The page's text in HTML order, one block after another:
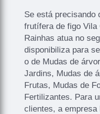
Se está precisando
frutífera de figo Vila
Rainhas atua no
disponibiliza para
o de Mudas de
Jardins, Mudas de
Frutas, Mudas de
Fertilizantes. Para
clientes, a